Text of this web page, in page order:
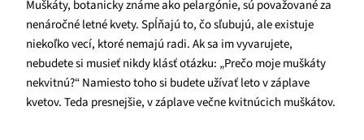
Muškáty, botanicky známe ako pelargónie, sú považované za
nenáročné letné kvety. Spĺňajú to, čo sľubujú, ale existuje
niekoľko vecí, ktoré nemajú radi. Ak sa im vyvarujete,
nebudete si musieť nikdy klásť otázku: „Prečo moje muškáty
nekvitnú?“ Namiesto toho si budete užívať leto v záplave
kvetov. Teda presnejšie, v záplave večne kvitnúcich muškátov.